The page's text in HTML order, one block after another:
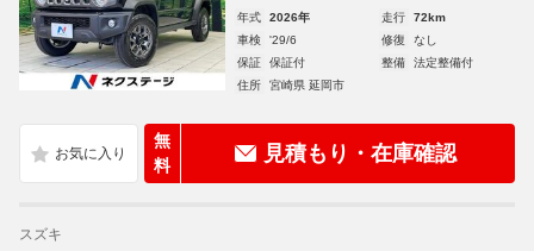
年式 2026年 走行
72km
車検
'29/6 修復
なし
保証
保証付 整備
法定整備付
住所
宮崎県 延岡市
無
料
見積もり・在庫確認
スズキ